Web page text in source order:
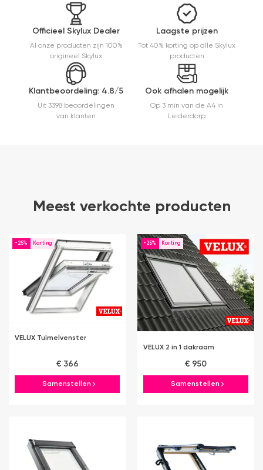
mooie
afwerking
en
eenvoudig
te
monteren.
Een prima
ervaring.
Officieel Skylux Dealer
Al onze producten zijn 100%
origineel Skylux
Laagste prijzen
Tot 40% korting op alle Skylux
producten
Klantbeoordeling: 4.8/5
Uit 3398 beoordelingen
van klanten
Ook afhalen mogelijk
Op 3 min van de A4 in
Leiderdorp
Meest verkochte producten
-25%
VELUX Tuimelvenster
€ 366
Samenstellen
-25%
VELUX 2 in 1 dakraam
€ 950
Samenstellen